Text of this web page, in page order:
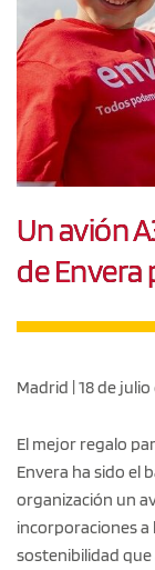
Un avión
de Envera
Madrid | 18 de julio
El mejor regalo
Envera ha sido el
organización un
incorporaciones a
sostenibilidad que